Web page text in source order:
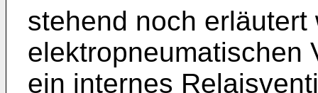
stehend noch
elektropneumatischen
ein internes